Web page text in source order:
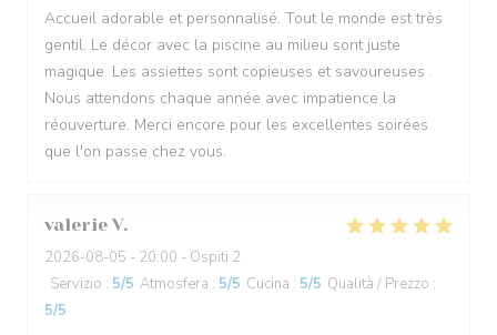
Accueil adorable et personnalisé. Tout le monde est très
gentil. Le décor avec la piscine au milieu sont juste
magique. Les assiettes sont copieuses et savoureuses .
Nous attendons chaque année avec impatience la
réouverture. Merci encore pour les excellentes soirées
que l'on passe chez vous.
valerie V
2026-08-05 - 20:00 - Ospiti 2
Servizio : 5/5 Atmosfera : 5/5 Cucina : 5/5 Qualità / Prezzo :
5/5